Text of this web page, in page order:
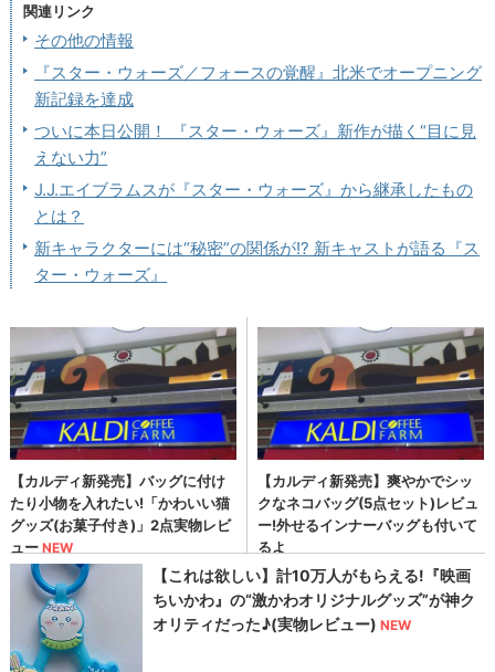
関連リンク
その他の情報
『スター・ウォーズ／フォースの覚醒』北米でオープニング
新記録を達成
ついに本日公開！ 『スター・ウォーズ』新作が描く“目に見
えない力”
J.J.エイブラムスが『スター・ウォーズ』から継承したもの
とは？
新キャラクターには“秘密”の関係が!? 新キャストが語る『ス
ター・ウォーズ』